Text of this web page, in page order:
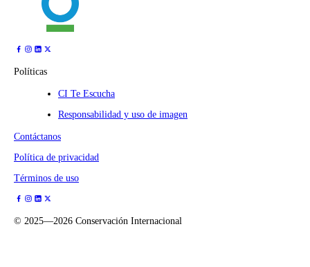
Políticas
CI Te Escucha
Responsabilidad y uso de imagen
Contáctanos
Política de privacidad
Términos de uso
© 2025—2026 Conservación Internacional